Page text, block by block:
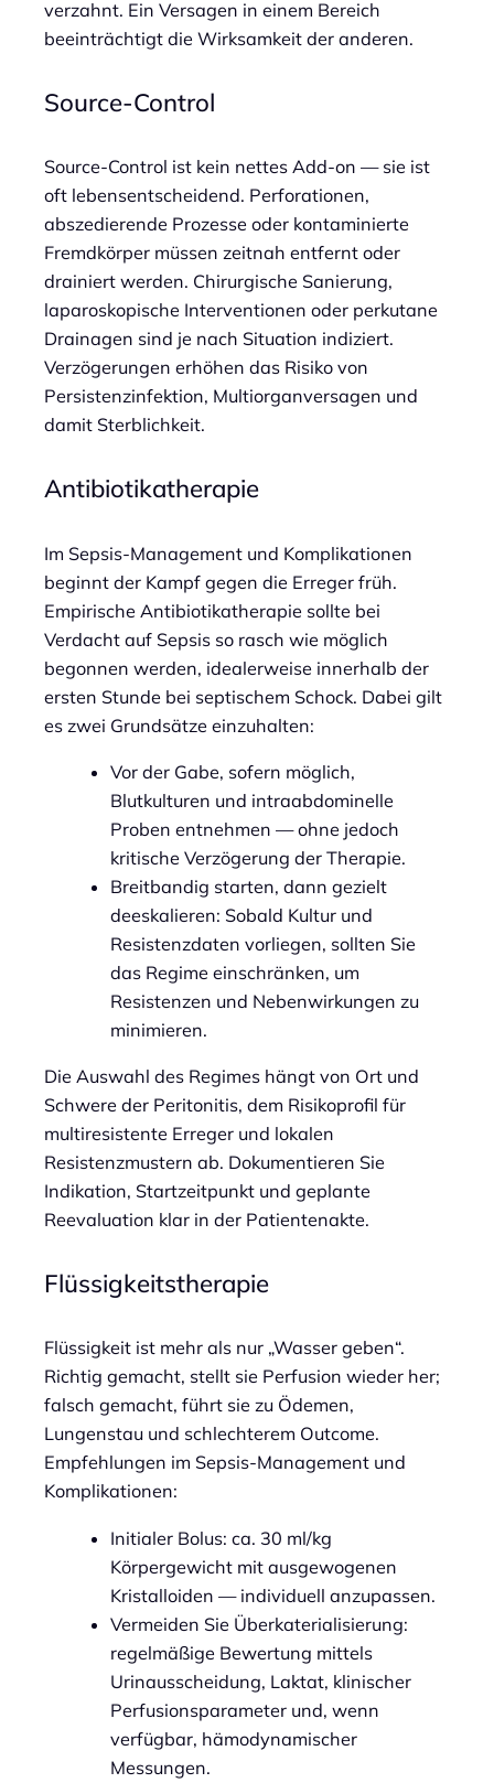
verzahnt. Ein Versagen in einem Bereich
beeinträchtigt die Wirksamkeit der anderen.
Source-Control
Source-Control ist kein nettes Add-on — sie ist
oft lebensentscheidend. Perforationen,
abszedierende Prozesse oder kontaminierte
Fremdkörper müssen zeitnah entfernt oder
drainiert werden. Chirurgische Sanierung,
laparoskopische Interventionen oder perkutane
Drainagen sind je nach Situation indiziert.
Verzögerungen erhöhen das Risiko von
Persistenzinfektion, Multiorganversagen und
damit Sterblichkeit.
Antibiotikatherapie
Im Sepsis-Management und Komplikationen
beginnt der Kampf gegen die Erreger früh.
Empirische Antibiotikatherapie sollte bei
Verdacht auf Sepsis so rasch wie möglich
begonnen werden, idealerweise innerhalb der
ersten Stunde bei septischem Schock. Dabei gilt
es zwei Grundsätze einzuhalten:
Vor der Gabe, sofern möglich,
Blutkulturen und intraabdominelle
Proben entnehmen — ohne jedoch
kritische Verzögerung der Therapie.
Breitbandig starten, dann gezielt
deeskalieren: Sobald Kultur und
Resistenzdaten vorliegen, sollten Sie
das Regime einschränken, um
Resistenzen und Nebenwirkungen zu
minimieren.
Die Auswahl des Regimes hängt von Ort und
Schwere der Peritonitis, dem Risikoprofil für
multiresistente Erreger und lokalen
Resistenzmustern ab. Dokumentieren Sie
Indikation, Startzeitpunkt und geplante
Reevaluation klar in der Patientenakte.
Flüssigkeitstherapie
Flüssigkeit ist mehr als nur „Wasser geben“.
Richtig gemacht, stellt sie Perfusion wieder her;
falsch gemacht, führt sie zu Ödemen,
Lungenstau und schlechterem Outcome.
Empfehlungen im Sepsis-Management und
Komplikationen:
Initialer Bolus: ca. 30 ml/kg
Körpergewicht mit ausgewogenen
Kristalloiden — individuell anzupassen.
Vermeiden Sie Überkaterialisierung:
regelmäßige Bewertung mittels
Urinausscheidung, Laktat, klinischer
Perfusionsparameter und, wenn
verfügbar, hämodynamischer
Messungen.